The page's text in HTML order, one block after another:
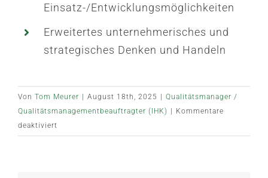
Einsatz-/Entwicklungsmöglichkeiten
Erweitertes unternehmerisches und
strategisches Denken und Handeln
Von Tom Meurer August 18th, 2025
Qualitätsmanager /
Qualitätsmanagementbeauftragter (IHK)
Kommentare
deaktiviert